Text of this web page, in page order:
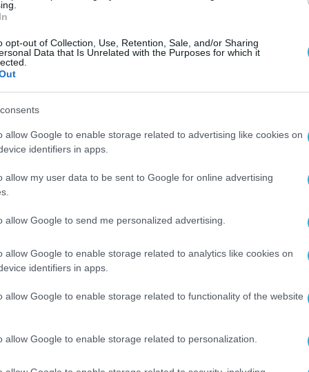
opt-out of Collection, Use, Retention, Sale, and/or Sharing
Data that Is Unrelated with the Purposes for which it
allow Google to enable storage related to advertising like cookies on
identifiers in apps.
allow my user data to be sent to Google for online advertising
allow Google to send me personalized advertising.
allow Google to enable storage related to analytics like cookies on
identifiers in apps.
allow Google to enable storage related to functionality of the website
allow Google to enable storage related to personalization.
με την OMDIA
, η TCL κατέκτησε το 2025
Mini LED, διατηρώντας την ηγετική της
και στις αποστολές τηλεοράσεων 75
στις αποστολές Google TV για πέντε
αυτές επιβεβαιώνουν τη διαρκή
οθονών όσο και στο οικοσύστημα των
τη διαχρονική εξειδίκευσή της στις
τις διαρκώς εξελισσόμενες ανάγκες των
ουσιαστικές εμπειρίες καθημερινής
με τις οθόνες έχει αλλάξει ριζικά. Η
όμως πλέον οι καταναλωτές αναζητούν οθόνες
καθ’ όλη τη διάρκεια της